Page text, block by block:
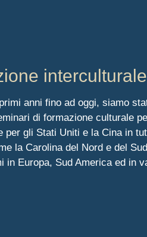
anni fino ad oggi, siamo
di formazione culturale
per gli Stati Uniti e la Cina in
la Carolina del Nord e del
in Europa, Sud America ed in